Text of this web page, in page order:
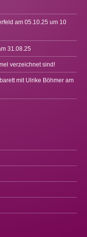
am 05.10.25 um 10
31.08.25
verzeichnet sind!
mit Ulrike Böhmer am